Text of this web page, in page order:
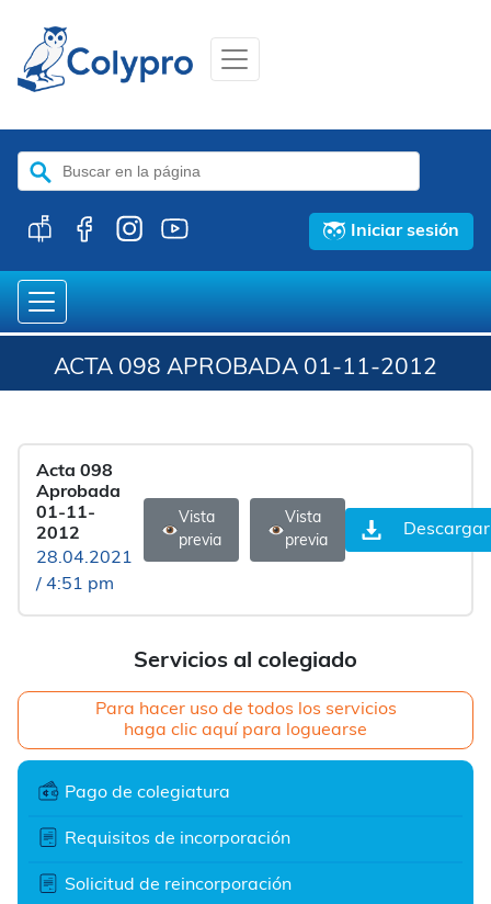
Buscar:
Iniciar sesión
ACTA 098 APROBADA 01-11-2012
Servicios al colegiado
Para hacer uso de todos los servicios
haga clic aquí para loguearse
Pago de colegiatura
Requisitos de incorporación
Solicitud de reincorporación
Acta 098
Aprobada
01-11-
2012
28.04.2021
/ 4:51 pm
Vista
previa
Vista
previa
Descargar